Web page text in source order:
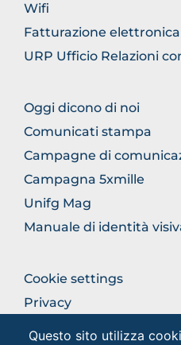
Questo sito utilizza
Wifi
Fatturazione elettronica
URP Ufficio Relazioni
FOOTER
COMUNICAZIONE
Oggi dicono di noi
Comunicati stampa
Campagne di
Campagna 5xmille
Unifg Mag
Manuale di identità
FOOTER
COLONNA
DESTRA
Cookie settings
Privacy